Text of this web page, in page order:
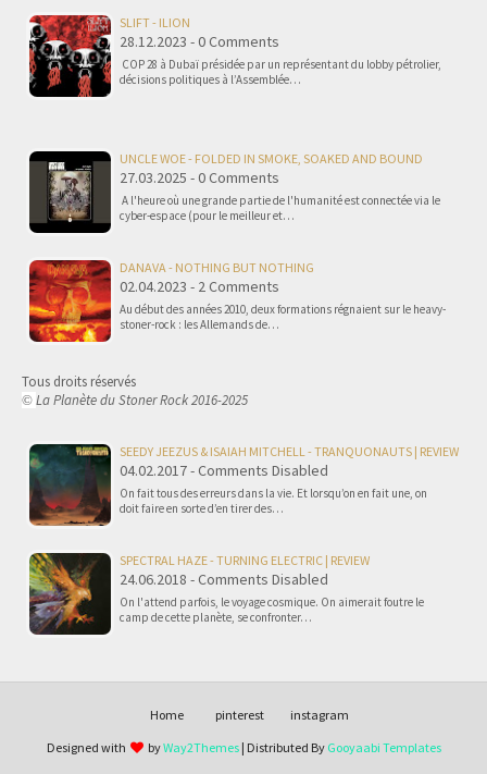
SLIFT - ILION
28.12.2023 - 0 Comments
COP 28 à Dubaï présidée par un représentant du lobby pétrolier,
décisions politiques à l’Assemblée…
UNCLE WOE - FOLDED IN SMOKE, SOAKED AND BOUND
27.03.2025 - 0 Comments
A l'heure où une grande partie de l'humanité est connectée via le
cyber-espace (pour le meilleur et…
DANAVA - NOTHING BUT NOTHING
02.04.2023 - 2 Comments
Au début des années 2010, deux formations régnaient sur le heavy-
stoner-rock : les Allemands de…
Tous droits réservés
© La Planète du Stoner Rock 2016-2025
SEEDY JEEZUS & ISAIAH MITCHELL - TRANQUONAUTS | REVIEW
04.02.2017 - Comments Disabled
On fait tous des erreurs dans la vie. Et lorsqu’on en fait une, on
doit faire en sorte d’en tirer des…
SPECTRAL HAZE - TURNING ELECTRIC | REVIEW
24.06.2018 - Comments Disabled
On l'attend parfois, le voyage cosmique. On aimerait foutre le
camp de cette planète, se confronter…
Home pinterest
instagram
Designed with
byWay2Themes| Distributed By Gooyaabi Templates